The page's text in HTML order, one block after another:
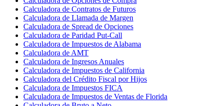
Calculadora de Contratos de Futuros
Calculadora de Llamada de Margen
Calculadora de Spread de Opciones
Calculadora de Paridad Put-Call
Calculadora de Impuestos de Alabama
Calculadora de AMT
Calculadora de Ingresos Anuales
Calculadora de Impuestos de California
Calculadora del Crédito Fiscal por Hijos
Calculadora de Impuestos FICA
Calculadora de Impuestos de Ventas de Florida